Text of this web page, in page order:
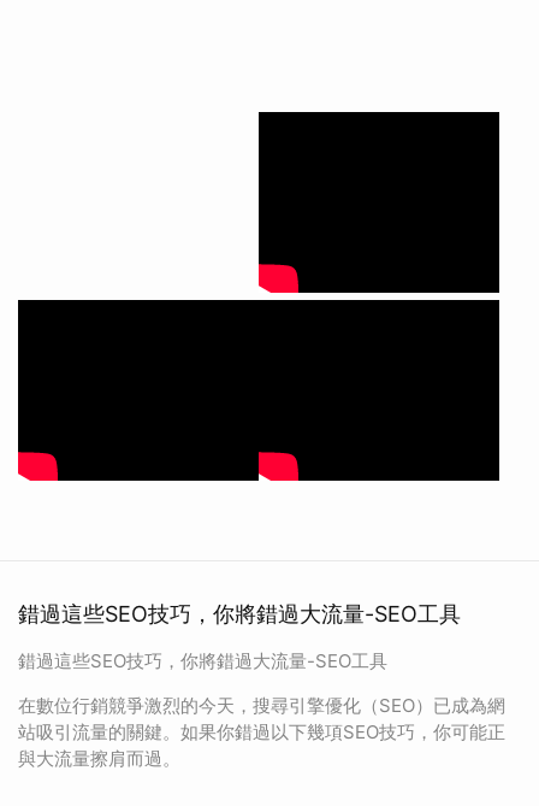
錯過這些SEO技巧，你將錯過大流量-SEO工具
錯過這些SEO技巧，你將錯過大流量-SEO工具
在數位行銷競爭激烈的今天，搜尋引擎優化（SEO）已成為網
站吸引流量的關鍵。如果你錯過以下幾項SEO技巧，你可能正
與大流量擦肩而過。